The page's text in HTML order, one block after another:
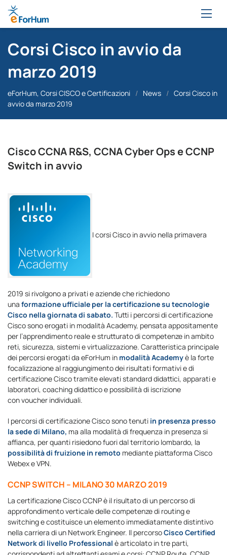
Corsi Cisco in avvio da
marzo 2019
eForHum, Corsi CISCO e Certificazioni / News / Corsi Cisco in
avvio da marzo 2019
Cisco CCNA R&S, CCNA Cyber Ops e CCNP
Switch in avvio
I corsi Cisco in avvio nella primavera
2019 si rivolgono a privati e aziende che richiedono
una formazione ufficiale per la certificazione su tecnologie
Cisco nella giornata di sabato. Tutti i percorsi di certificazione
Cisco sono erogati in modalità Academy, pensata appositamente
per l’apprendimento reale e strutturato di competenze in ambito
reti, sicurezza, sistemi e virtualizzazione. Caratteristica principale
dei percorsi erogati da eForHum in modalità Academyè la forte
focalizzazione al raggiungimento dei risultati formativi e di
certificazione Cisco tramite elevati standard didattici, apparati e
laboratori, coaching didattico e possibilità di iscrizione
con voucher individuali.
I percorsi di certificazione Cisco sono tenuti in presenza presso
la sede di Milano, ma alla modalità di frequenza in presenza si
affianca, per quanti risiedono fuori dal territorio lombardo, la
possibilità di fruizione in remoto mediante piattaforma Cisco
Webex e VPN.
CCNP SWITCH – MILANO 30 MARZO 2019
La certificazione Cisco CCNP è il risultato di un percorso di
approfondimento verticale delle competenze di routing e
switching e costituisce un elemento immediatamente distintivo
nella carriera di un Network Engineer. Il percorsoCisco Certified
Network di livello Professional è articolato in tre parti,